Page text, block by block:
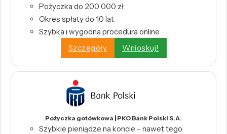
Pożyczka do 200 000 zł
Okres spłaty do 10 lat
Szybka i wygodna procedura online
Szczegóły
Wnioskuj!
Pożyczka gotówkowa | PKO Bank Polski S.A.
Szybkie pieniądze na koncie – nawet tego